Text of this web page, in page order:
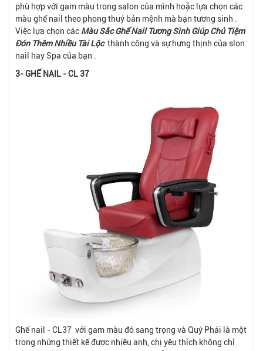
phù hợp với gam màu trong salon của mình hoặc lựa chọn các
màu ghế nail theo phong thuỷ bản mệnh mà bạn tương sinh .
Việc lựa chọn các Màu Sắc Ghế Nail Tương Sinh Giúp Chủ Tiệm
Đón Thêm Nhiều Tài Lộc thành công và sự hưng thịnh của slon
nail hay Spa của bạn .
3- GHẾ NAIL - CL 37
Ghế nail - CL37 với gam màu đỏ sang trọng và Quý Phái là một
trong những thiết kế được nhiều anh, chị yêu thích không chỉ